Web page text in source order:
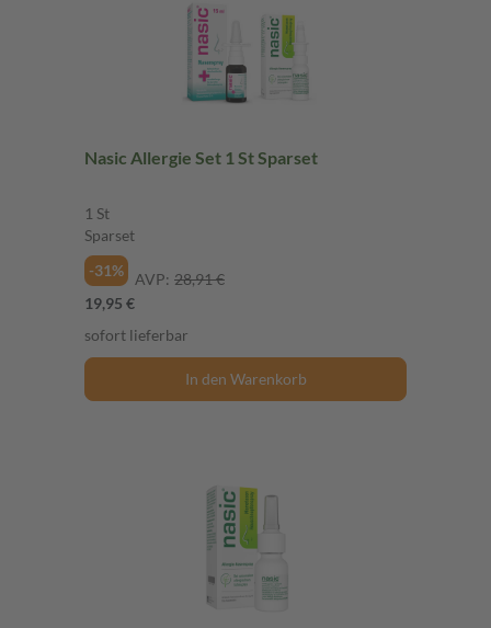
Nasic Allergie Set 1 St Sparset
1 St
Sparset
-31% AVP: 28,91 €
19,95 €
sofort lieferbar
In den Warenkorb